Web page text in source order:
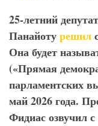
25-летний
Панайотурешил
Она будет
(«Прямая
парламентских
май 2026 года.
Фидиас озвучил